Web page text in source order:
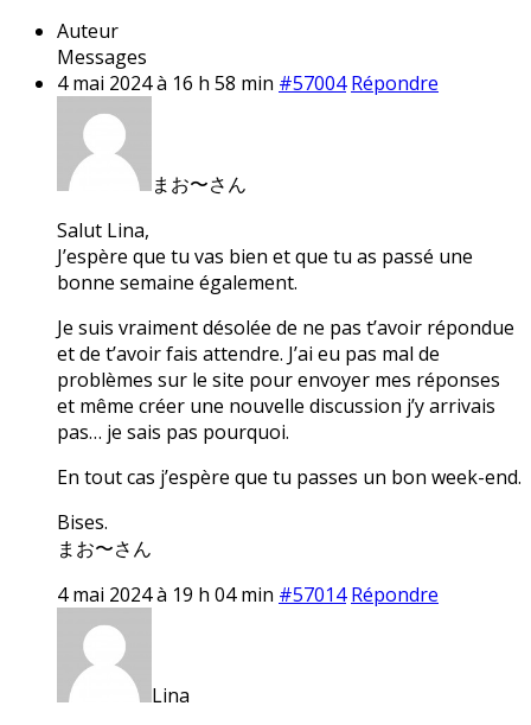
Auteur
Messages
4 mai 2024 à 16 h 58 min #57004 Répondre
まお〜さん
Salut Lina,
J’espère que tu vas bien et que tu as passé une
bonne semaine également.
Je suis vraiment désolée de ne pas t’avoir répondue
et de t’avoir fais attendre. J’ai eu pas mal de
problèmes sur le site pour envoyer mes réponses
et même créer une nouvelle discussion j’y arrivais
pas… je sais pas pourquoi.
En tout cas j’espère que tu passes un bon week-end.
Bises.
まお〜さん
4 mai 2024 à 19 h 04 min #57014 Répondre
Lina